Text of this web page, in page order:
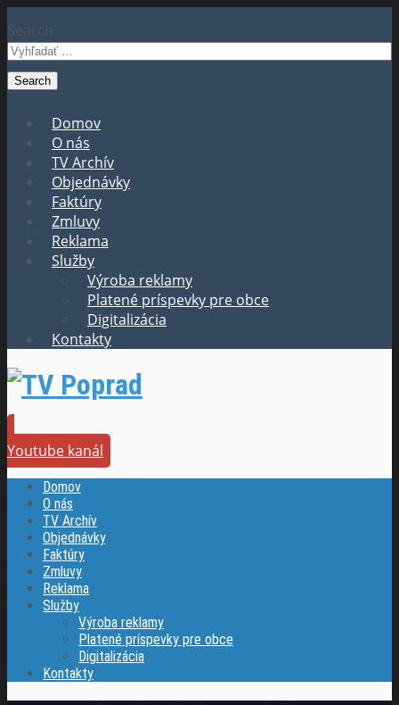
Search
Domov
O nás
TV Archív
Objednávky
Faktúry
Zmluvy
Reklama
Služby
Výroba reklamy
Platené príspevky pre obce
Digitalizácia
Kontakty
Youtube kanál
Domov
O nás
TV Archív
Objednávky
Faktúry
Zmluvy
Reklama
Služby
Výroba reklamy
Platené príspevky pre obce
Digitalizácia
Kontakty